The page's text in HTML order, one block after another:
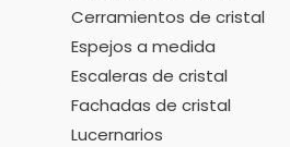
Cerramientos de cristal
Espejos a medida
Escaleras de cristal
Fachadas de cristal
Lucernarios